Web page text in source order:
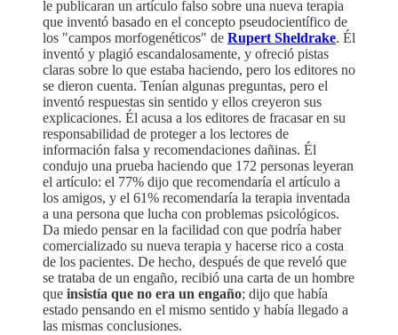
le publicaran un artículo falso sobre una nueva terapia
que inventó basado en el concepto pseudocientífico de
los "campos morfogenéticos" de Rupert Sheldrake. Él
inventó y plagió escandalosamente, y ofreció pistas
claras sobre lo que estaba haciendo, pero los editores no
se dieron cuenta. Tenían algunas preguntas, pero el
inventó respuestas sin sentido y ellos creyeron sus
explicaciones. Él acusa a los editores de fracasar en su
responsabilidad de proteger a los lectores de
información falsa y recomendaciones dañinas. Él
condujo una prueba haciendo que 172 personas leyeran
el artículo: el 77% dijo que recomendaría el artículo a
los amigos, y el 61% recomendaría la terapia inventada
a una persona que lucha con problemas psicológicos.
Da miedo pensar en la facilidad con que podría haber
comercializado su nueva terapia y hacerse rico a costa
de los pacientes. De hecho, después de que reveló que
se trataba de un engaño, recibió una carta de un hombre
que insistía que no era un engaño; dijo que había
estado pensando en el mismo sentido y había llegado a
las mismas conclusiones.